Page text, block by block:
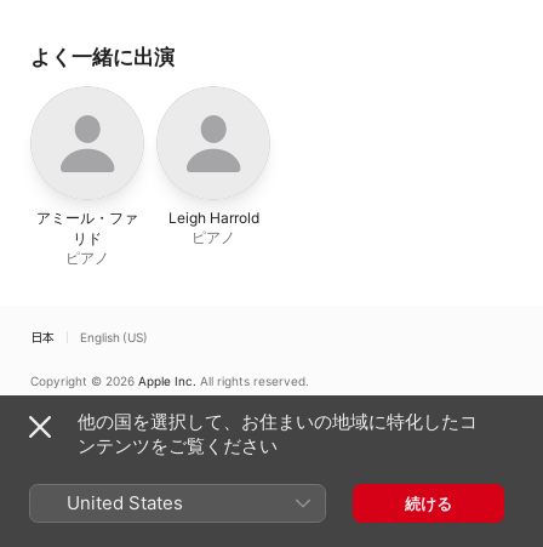
よく一緒に出演
アミール・ファ
リド
ピアノ
Leigh Harrold
ピアノ
日本 English (US)
Copyright © 2026 Apple Inc. All rights reserved.
Cookieに関する警告
サポート フィードバック
他の国を選択して、お住まいの地域に特化したコ
ンテンツをご覧ください
United States 続ける